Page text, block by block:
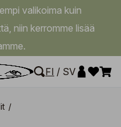
valikoima kuin
niin kerromme lisää
FI / SV
/